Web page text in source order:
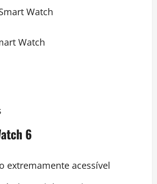
Watch
6
extremamente acessível